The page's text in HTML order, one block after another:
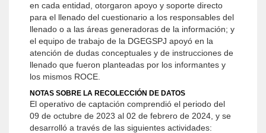
en cada entidad, otorgaron apoyo y soporte directo
para el llenado del cuestionario a los responsables del
llenado o a las áreas generadoras de la información; y
el equipo de trabajo de la DGEGSPJ apoyó en la
atención de dudas conceptuales y de instrucciones de
llenado que fueron planteadas por los informantes y
los mismos ROCE.
NOTAS SOBRE LA RECOLECCIÓN DE DATOS
El operativo de captación comprendió el periodo del
09 de octubre de 2023 al 02 de febrero de 2024, y se
desarrolló a través de las siguientes actividades: